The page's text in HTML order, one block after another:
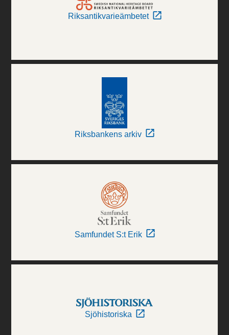
Riksantikvarieämbetet
Riksbankens arkiv
Samfundet S:t Erik
Sjöhistoriska